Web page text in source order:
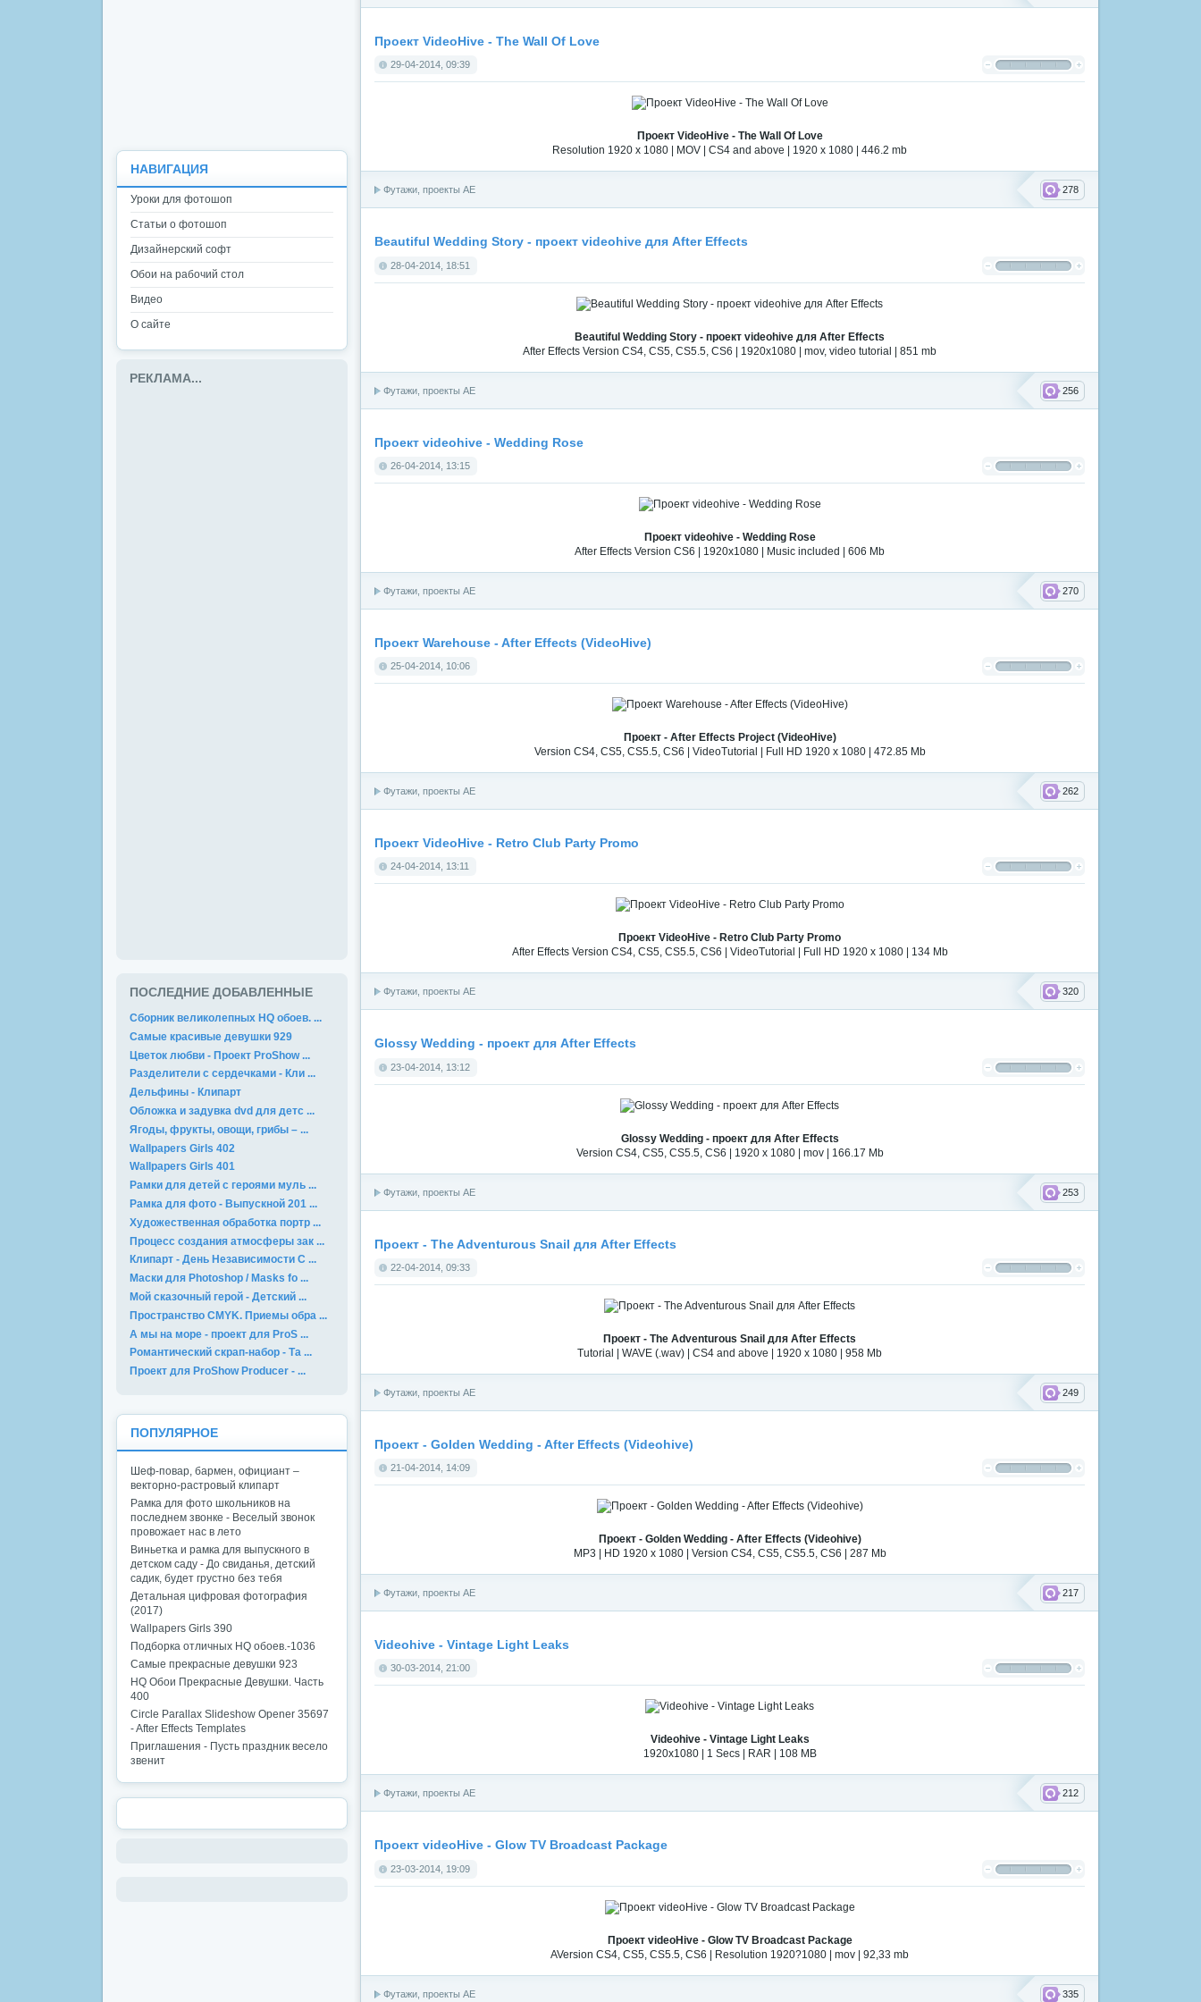
Проект VideoHive - The Wall Of Love
29-04-2014, 09:39
Проект VideoHive - The Wall Of Love
Resolution 1920 x 1080 | MOV | CS4 and above | 1920 x 1080 | 446.2 mb
278
Футажи, проекты АЕ
Beautiful Wedding Story - проект videohive для After Effects
28-04-2014, 18:51
Beautiful Wedding Story - проект videohive для After Effects
After Effects Version CS4, CS5, CS5.5, CS6 | 1920x1080 | mov, video tutorial | 851 mb
256
Футажи, проекты АЕ
Проект videohive - Wedding Rose
26-04-2014, 13:15
Проект videohive - Wedding Rose
After Effects Version CS6 | 1920x1080 | Music included | 606 Mb
270
Футажи, проекты АЕ
Проект Warehouse - After Effects (VideoHive)
25-04-2014, 10:06
Проект - After Effects Project (VideoHive)
Version CS4, CS5, CS5.5, CS6 | VideoTutorial | Full HD 1920 x 1080 | 472.85 Mb
262
Футажи, проекты АЕ
Проект VideoHive - Retro Club Party Promo
24-04-2014, 13:11
Проект VideoHive - Retro Club Party Promo
After Effects Version CS4, CS5, CS5.5, CS6 | VideoTutorial | Full HD 1920 x 1080 | 134 Mb
320
Футажи, проекты АЕ
Glossy Wedding - проект для After Effects
23-04-2014, 13:12
Glossy Wedding - проект для After Effects
Version CS4, CS5, CS5.5, CS6 | 1920 x 1080 | mov | 166.17 Mb
253
Футажи, проекты АЕ
Проект - The Adventurous Snail для After Effects
22-04-2014, 09:33
Проект - The Adventurous Snail для After Effects
Tutorial | WAVE (.wav) | CS4 and above | 1920 x 1080 | 958 Mb
249
Футажи, проекты АЕ
Проект - Golden Wedding - After Effects (Videohive)
21-04-2014, 14:09
Проект - Golden Wedding - After Effects (Videohive)
MP3 | HD 1920 x 1080 | Version CS4, CS5, CS5.5, CS6 | 287 Mb
217
Футажи, проекты АЕ
Videohive - Vintage Light Leaks
30-03-2014, 21:00
Videohive - Vintage Light Leaks
1920x1080 | 1 Secs | RAR | 108 MB
212
Футажи, проекты АЕ
Проект videoHive - Glow TV Broadcast Package
23-03-2014, 19:09
Проект videoHive - Glow TV Broadcast Package
AVersion CS4, CS5, CS5.5, CS6 | Resolution 1920?1080 | mov | 92,33 mb
335
Футажи, проекты АЕ
НАВИГАЦИЯ
Уроки для фотошоп
Статьи о фотошоп
Дизайнерский софт
Обои на рабочий стол
Видео
О сайте
РЕКЛАМА...
ПОСЛЕДНИЕ ДОБАВЛЕННЫЕ
Сборник великолепных HQ обоев. ...
Самые красивые девушки 929
Цветок любви - Проект ProShow ...
Разделители с сердечками - Кли ...
Дельфины - Клипарт
Обложка и задувка dvd для детс ...
Ягоды, фрукты, овощи, грибы – ...
Wallpapers Girls 402
Wallpapers Girls 401
Рамки для детей с героями муль ...
Рамка для фото - Выпускной 201 ...
Художественная обработка портр ...
Процесс создания атмосферы зак ...
Клипарт - День Независимости С ...
Маски для Photoshop / Masks fo ...
Мой сказочный герой - Детский ...
Пространство CMYK. Приемы обра ...
А мы на море - проект для ProS ...
Романтический скрап-набор - Та ...
Проект для ProShow Producer - ...
ПОПУЛЯРНОЕ
Шеф-повар, бармен, официант –
векторно-растровый клипарт
Рамка для фото школьников на
последнем звонке - Веселый звонок
провожает нас в лето
Виньетка и рамка для выпускного в
детском саду - До свиданья, детский
садик, будет грустно без тебя
Детальная цифровая фотография
(2017)
Wallpapers Girls 390
Подборка отличных HQ обоев.-1036
Самые прекрасные девушки 923
HQ Обои Прекрасные Девушки. Часть
400
Circle Parallax Slideshow Opener 35697
- After Effects Templates
Приглашения - Пусть праздник весело
звенит